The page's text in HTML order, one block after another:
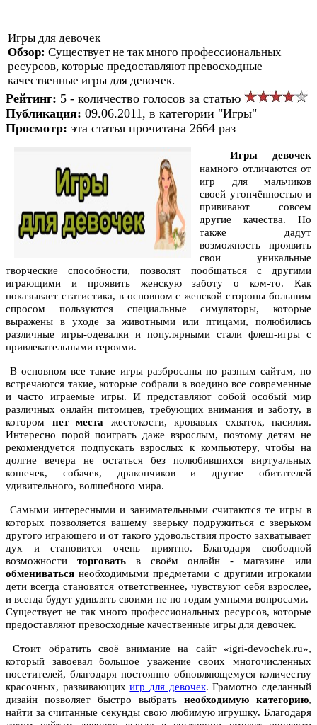
Игры для девочек
Обзор: Существует не так много профессиональных
ресурсов, которые предоставляют превосходные
качественные игры для девочек.
Рейтинг: 5 - количество голосов за статью
Публикация: 09.06.2011, в категории "Игры"
Просмотр: эта статья прочитана 2664 раз
Игры девочек
намного отличаются от
игр для мальчиков
своей утончённостью и
прививают совсем
другие качества. Но
также дадут
возможность проявить
свои уникальные
творческие способности, позволят пообщаться с другими
играющими и проявить женскую заботу о ком-то. Как
показывает статистика, в основном с женской стороны большим
спросом пользуются специальные симуляторы, которые
выражены в уходе за животными или птицами, полюбились
различные игры-одевалки и популярными стали флеш-игры с
привлекательными героями.
В основном все такие игры разбросаны по разным сайтам, но
встречаются такие, которые собрали в воедино все современные
и часто играемые игры. И представляют собой особый мир
различных онлайн питомцев, требующих внимания и заботу, в
котором нет места жестокости, кровавых схваток, насилия.
Интересно порой поиграть даже взрослым, поэтому детям не
рекомендуется подпускать взрослых к компьютеру, чтобы на
долгие вечера не остаться без полюбившихся виртуальных
кошечек, собачек, дракончиков и другие обитателей
удивительного, волшебного мира.
Самыми интересными и занимательными считаются те игры в
которых позволяется вашему зверьку подружиться с зверьком
другого играющего и от такого удовольствия просто захватывает
дух и становится очень приятно. Благодаря свободной
возможности торговатьв своём онлайн - магазине или
обмениваться необходимыми предметами с другими игроками
дети всегда становятся ответственнее, чувствуют себя взрослее,
и всегда будут удивлять своими не по годам умными вопросами.
Существует не так много профессиональных ресурсов, которые
предоставляют превосходные качественные игры для девочек.
Стоит обратить своё внимание на сайт «igri-devochek.ru»,
который завоевал большое уважение своих многочисленных
посетителей, благодаря постоянно обновляющемуся количеству
красочных, развивающихигр для девочек. Грамотно сделанный
дизайн позволяет быстро выбрать необходимую категорию,
найти за считанные секунды свою любимую игрушку. Благодаря